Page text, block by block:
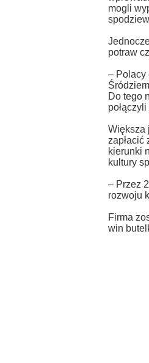
mogli
potraw
– Polacy
Do tego
Większa
kierunki
kultury
– Przez
rozwoju
Firma
win